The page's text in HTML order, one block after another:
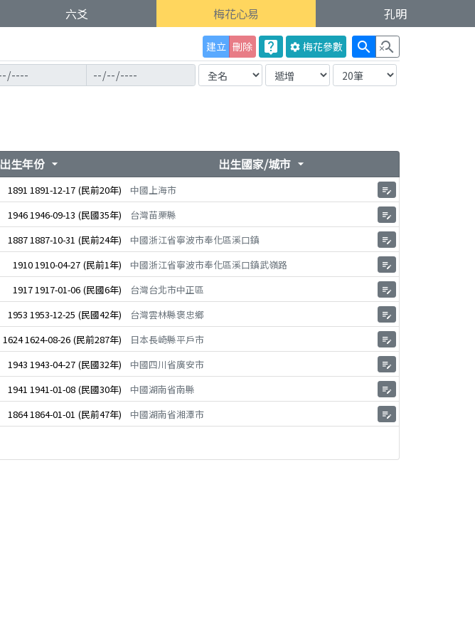
六爻 梅花心易 孔明
建立 刪除 live_help settings 梅花參數 search search_off
出生年份 arrow_drop_down 出生國家/城市 arrow_drop_down
1891 1891-12-17 (民前20年) 中國上海市 edit_note
1946 1946-09-13 (民國35年) 台灣苗栗縣 edit_note
1887 1887-10-31 (民前24年) 中國浙江省寧波市奉化區溪口鎮 edit_note
1910 1910-04-27 (民前1年) 中國浙江省寧波市奉化區溪口鎮武嶺路 edit_note
1917 1917-01-06 (民國6年) 台灣台北市中正區 edit_note
1953 1953-12-25 (民國42年) 台灣雲林縣褒忠鄉 edit_note
1624 1624-08-26 (民前287年) 日本長崎縣平戶市 edit_note
1943 1943-04-27 (民國32年) 中國四川省廣安市 edit_note
1941 1941-01-08 (民國30年) 中國湖南省南縣 edit_note
1864 1864-01-01 (民前47年) 中國湖南省湘潭市 edit_note